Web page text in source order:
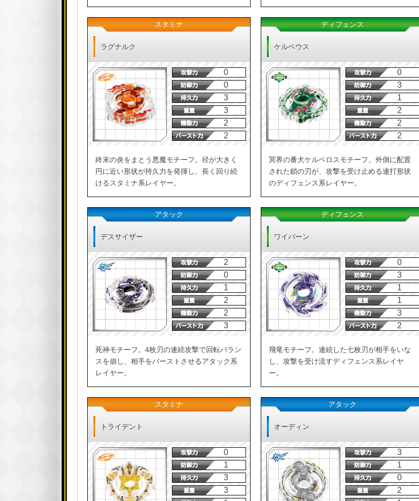
スタミナ
ラグナルク
0
0
3
3
2
2
終末の炎をまとう悪魔モチーフ。径が大きく
円に近い形状が持久力を発揮し、長く回り続
けるスタミナ系レイヤー。
ディフェンス
ケルベウス
0
3
1
2
2
2
冥界の番犬ケルベロスモチーフ。外側に配置
された鎖の刃が、攻撃を受け止める連打形状
のディフェンス系レイヤー。
アタック
デスサイザー
2
0
1
2
2
3
死神モチーフ。4枚刃の連続攻撃で回転バラン
スを崩し、相手をバーストさせるアタック系
レイヤー。
ディフェンス
ワイバーン
0
3
1
1
3
2
飛竜モチーフ。連続した七枚刃が相手をいな
し、攻撃を受け流すディフェンス系レイヤ
ー。
スタミナ
トライデント
0
1
3
3
アタック
オーディン
3
1
0
2